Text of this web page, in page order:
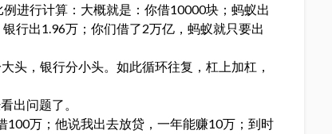
进行计算：大概就是：你借10000块；蚂蚁出
行出1.96万；你们借了2万亿，蚂蚁就只要出
头，银行分小头。如此循环往复，杠上加杠，
出问题了。
万；他说我出去放贷，一年能赚10万；到时